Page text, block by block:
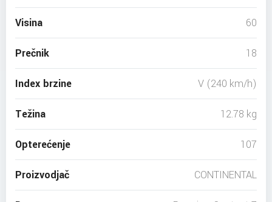
Visina 60
Prečnik 18
Index brzine V (240 km/h)
Težina 12.78 kg
Opterećenje 107
Proizvodjač CONTINENTAL